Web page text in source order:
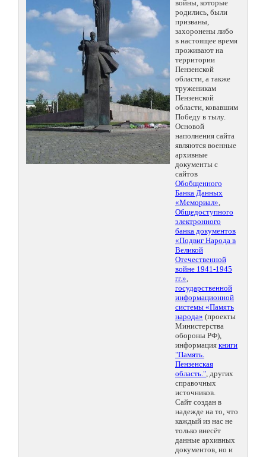
войны, которые
родились, были
призваны,
захоронены либо
в настоящее время
проживают на
территории
Пензенской
области, а также
труженикам
Пензенской
области, ковавшим
Победу в тылу.
Основой
наполнения сайта
являются военные
архивные
документы с
сайтов
Обобщенного
Банка Данных
«Мемориал»,
Общедоступного
электронного
банка документов
«Подвиг Народа в
Великой
Отечественной
войне 1941-1945
гг.»,
государственной
информационной
системы «Память
народа» (проекты
Министерства
обороны РФ),
информация книги
"Память.
Пензенская
область.", других
справочных
источников.
Сайт создан в
надежде на то, что
каждый из нас не
только внесёт
данные архивных
документов, но и